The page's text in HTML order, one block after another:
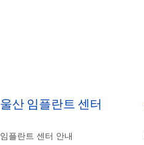
울산 임플란트 센터
임플란트 센터 안내